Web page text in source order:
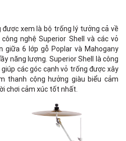
được xem là bộ trống lý tưởng cả về
nghệ Superior Shell và các vỏ
6 lớp gỗ Poplar và Mahogany
năng lượng. Superior Shell là công
các góc cạnh vỏ trống được xây
thanh cộng hưởng giàu biểu cảm
chơi cảm xúc tốt nhất.